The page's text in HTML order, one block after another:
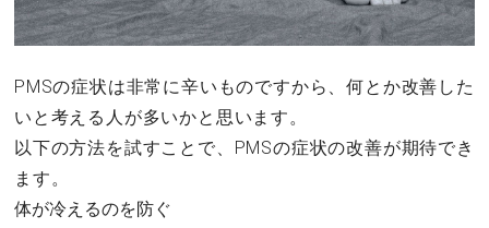
PMSの症状は非常に辛いものですから、何とか改善した
いと考える人が多いかと思います。
以下の方法を試すことで、PMSの症状の改善が期待でき
ます。
体が冷えるのを防ぐ